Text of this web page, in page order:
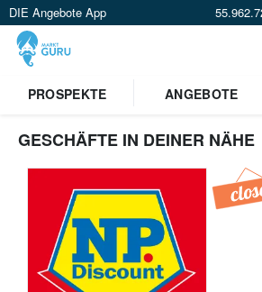
DIE Angebote App
PROSPEKTE
ANGEBOTE
GESCHÄFTE IN DEINER NÄHE